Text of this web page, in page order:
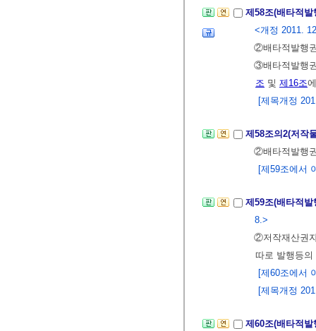
제58조(배타적
<개정 2011.
②배타적발행
③배타적발행
조 및 제16조
[제목개정
제58조의2(저작
②배타적발행
[제59조에서
제59조(배타적
8.>
②저작재산권
따로 발행등
[제60조에서
[제목개정
제60조(배타적